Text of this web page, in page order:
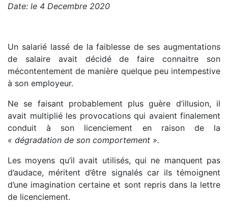
Date: le 4 Decembre 2020
Un salarié lassé de la faiblesse de ses augmentations
de salaire avait décidé de faire connaitre son
mécontentement de manière quelque peu intempestive
à son employeur.
Ne se faisant probablement plus guère d’illusion, il
avait multiplié les provocations qui avaient finalement
conduit à son licenciement en raison de la
« dégradation de son comportement ».
Les moyens qu’il avait utilisés, qui ne manquent pas
d’audace, méritent d’être signalés car ils témoignent
d’une imagination certaine et sont repris dans la lettre
de licenciement.